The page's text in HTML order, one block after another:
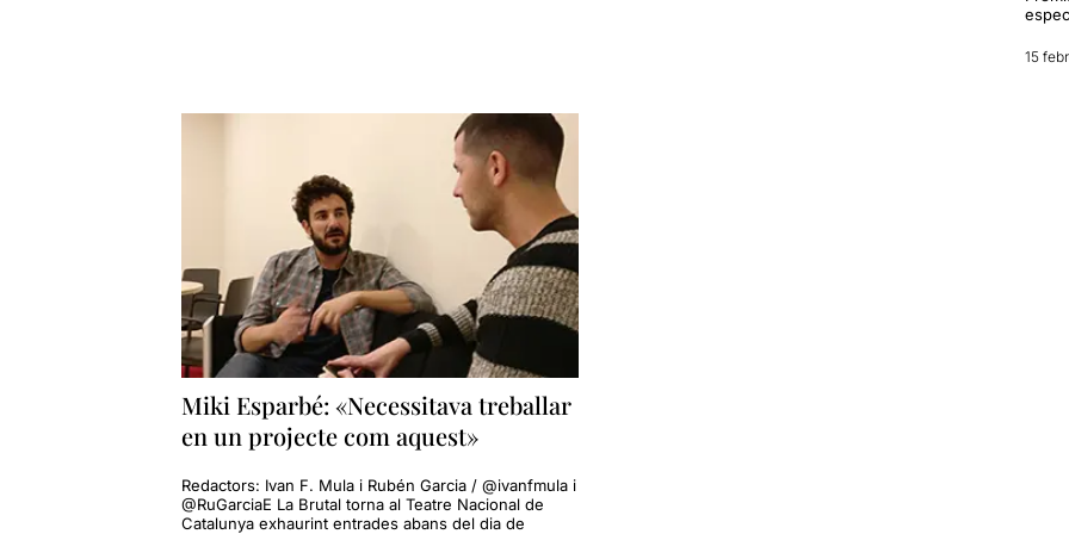
15
Miki Esparbé: «Necessitava treballar
en un projecte com aquest»
Redactors: Ivan F. Mula i Rubén Garcia / @ivanfmula i
@RuGarciaE La Brutal torna al Teatre Nacional de
Catalunya exhaurint entrades abans del dia de